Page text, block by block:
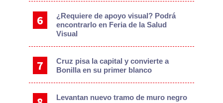
¿Requiere de apoyo visual? Podrá
encontrarlo en Feria de la Salud
Visual
Cruz pisa la capital y convierte a
Bonilla en su primer blanco
Levantan nuevo tramo de muro negro